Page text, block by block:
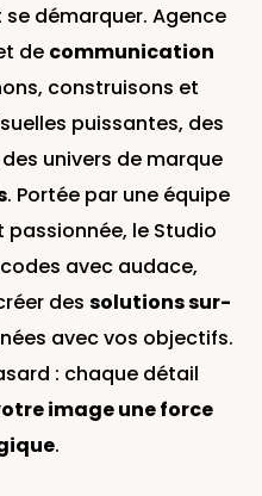
démarquer. Agence
de communication
construisons et
puissantes, des
univers de marque
. Portée par une équipe
le Studio
avec audace,
des solutions sur-
avec vos objectifs.
: chaque détail
image une force
.